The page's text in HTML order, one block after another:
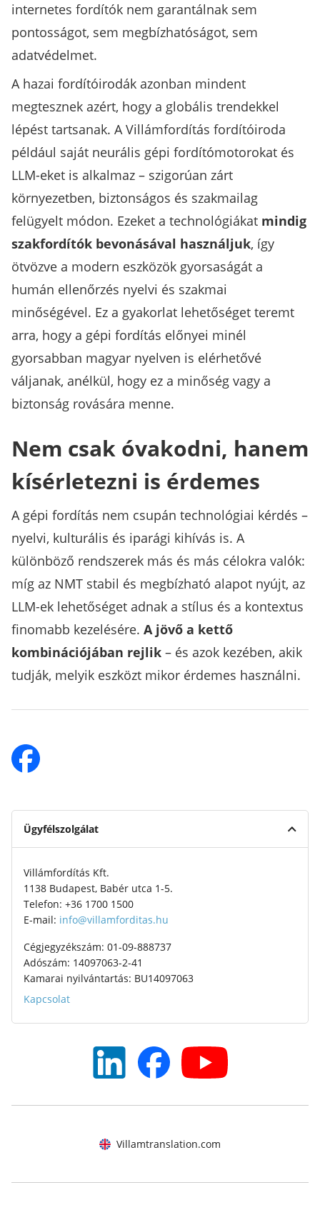
internetes fordítók nem garantálnak sem
pontosságot, sem megbízhatóságot, sem
adatvédelmet.
A hazai fordítóirodák azonban mindent
megtesznek azért, hogy a globális trendekkel
lépést tartsanak. A Villámfordítás fordítóiroda
például saját neurális gépi fordítómotorokat és
LLM-eket is alkalmaz – szigorúan zárt
környezetben, biztonságos és szakmailag
felügyelt módon. Ezeket a technológiákat mindig
szakfordítók bevonásával használjuk, így
ötvözve a modern eszközök gyorsaságát a
humán ellenőrzés nyelvi és szakmai
minőségével. Ez a gyakorlat lehetőséget teremt
arra, hogy a gépi fordítás előnyei minél
gyorsabban magyar nyelven is elérhetővé
váljanak, anélkül, hogy ez a minőség vagy a
biztonság rovására menne.
Nem csak óvakodni, hanem
kísérletezni is érdemes
A gépi fordítás nem csupán technológiai kérdés –
nyelvi, kulturális és iparági kihívás is. A
különböző rendszerek más és más célokra valók:
míg az NMT stabil és megbízható alapot nyújt, az
LLM-ek lehetőséget adnak a stílus és a kontextus
finomabb kezelésére. A jövő a kettő
kombinációjában rejlik – és azok kezében, akik
tudják, melyik eszközt mikor érdemes használni.
Ügyfélszolgálat
Villámfordítás Kft.
1138 Budapest, Babér utca 1-5.
Telefon: +36 1700 1500
E-mail: info@villamforditas.hu
Cégjegyzékszám: 01-09-888737
Adószám: 14097063-2-41
Kamarai nyilvántartás: BU14097063
Kapcsolat
Villamtranslation.com